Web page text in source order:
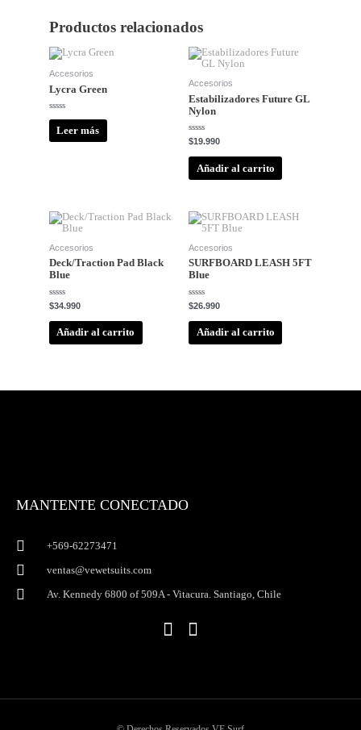
Productos relacionados
Accesorios
Lycra Green
Valorado
con
de
Leer más
Accesorios
Estabilizadores Future GL
Nylon
Valorado
con
0
$19.990
Añadir al carrito
Accesorios
Deck/Traction Pad Black
Blue
Valorado
con
0
$34.990
Añadir al carrito
Accesorios
SURFBOARD LEASH 5FT
Blue
Valorado
con
0
$26.990
Añadir al carrito
MANTENTE CONECTADO
+569-62273471
ventas@vewetsuits.com
Av. Kennedy 6800 of 509A - Vitacura. Santiago, Chile
I
a
F
b